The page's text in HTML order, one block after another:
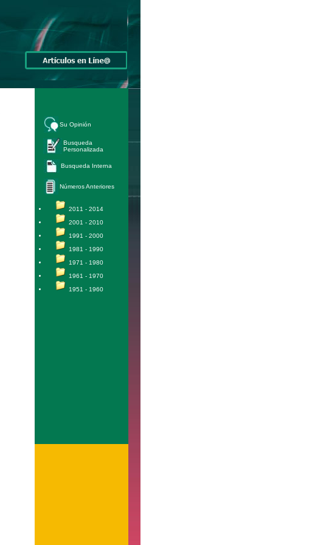
Su Opinión
Busqueda
Personalizada
Busqueda Interna
Números Anteriores
2011 - 2014
2001 - 2010
1991 - 2000
1981 - 1990
1971 - 1980
1961 - 1970
1951 - 1960